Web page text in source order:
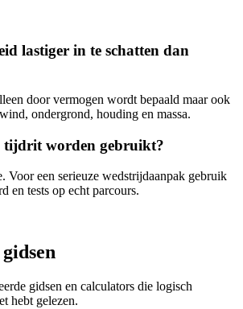
lastiger in te schatten dan
door vermogen wordt bepaald maar ook
ondergrond, houding en massa.
tijdrit worden gebruikt?
Voor een serieuze wedstrijdaanpak gebruik
en tests op echt parcours.
gidsen en calculators die logisch
hebt gelezen.